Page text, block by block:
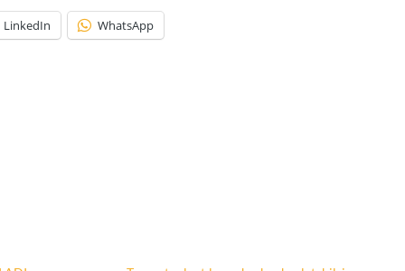
LinkedIn WhatsApp